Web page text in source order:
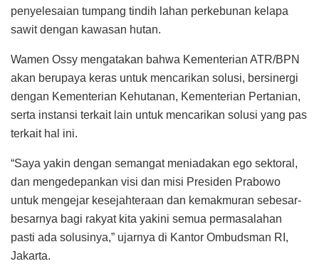
penyelesaian tumpang tindih lahan perkebunan kelapa
sawit dengan kawasan hutan.
Wamen Ossy mengatakan bahwa Kementerian ATR/BPN
akan berupaya keras untuk mencarikan solusi, bersinergi
dengan Kementerian Kehutanan, Kementerian Pertanian,
serta instansi terkait lain untuk mencarikan solusi yang pas
terkait hal ini.
“Saya yakin dengan semangat meniadakan ego sektoral,
dan mengedepankan visi dan misi Presiden Prabowo
untuk mengejar kesejahteraan dan kemakmuran sebesar-
besarnya bagi rakyat kita yakini semua permasalahan
pasti ada solusinya,” ujarnya di Kantor Ombudsman RI,
Jakarta.